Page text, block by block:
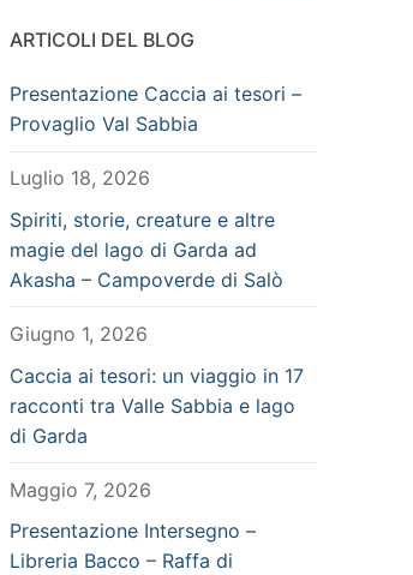
ARTICOLI DEL BLOG
Presentazione Caccia ai tesori –
Provaglio Val Sabbia
Luglio 18, 2026
Spiriti, storie, creature e altre
magie del lago di Garda ad
Akasha – Campoverde di Salò
Giugno 1, 2026
Caccia ai tesori: un viaggio in 17
racconti tra Valle Sabbia e lago
di Garda
Maggio 7, 2026
Presentazione Intersegno –
Libreria Bacco – Raffa di